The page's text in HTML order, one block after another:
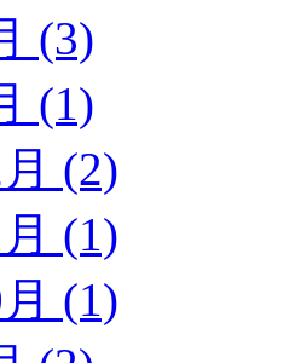
(3)
(1)
(2)
(1)
(1)